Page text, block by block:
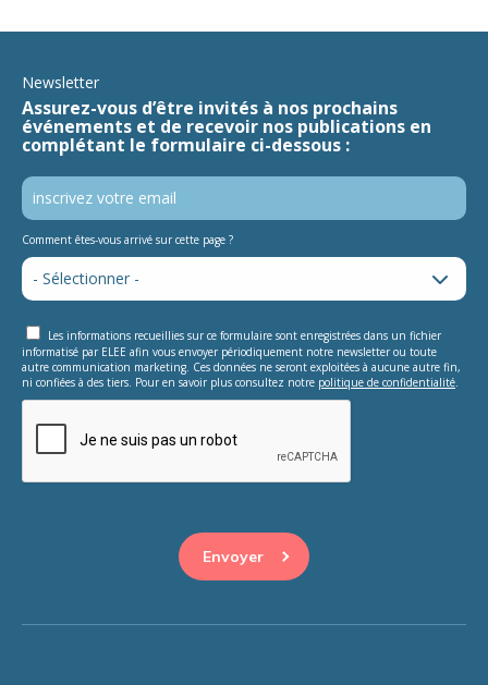
Newsletter
Assurez-vous d’être invités à nos prochains
événements et de recevoir nos publications en
complétant le formulaire ci-dessous :
Comment êtes-vous arrivé sur cette page ?
Les informations recueillies sur ce formulaire sont enregistrées dans un fichier
informatisé par ELEE afin vous envoyer périodiquement notre newsletter ou toute
autre communication marketing. Ces données ne seront exploitées à aucune autre fin,
ni confiées à des tiers. Pour en savoir plus consultez notre politique de confidentialité